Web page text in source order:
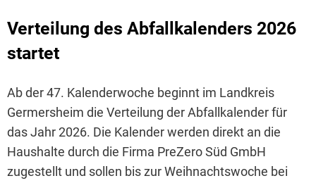
Verteilung des Abfallkalenders 2026
startet
Ab der 47. Kalenderwoche beginnt im Landkreis
Germersheim die Verteilung der Abfallkalender für
das Jahr 2026. Die Kalender werden direkt an die
Haushalte durch die Firma PreZero Süd GmbH
zugestellt und sollen bis zur Weihnachtswoche bei